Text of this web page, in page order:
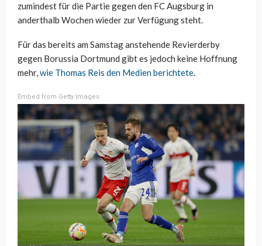
zumindest für die Partie gegen den FC Augsburg in
anderthalb Wochen wieder zur Verfügung steht.
Für das bereits am Samstag anstehende Revierderby
gegen Borussia Dortmund gibt es jedoch keine Hoffnung
mehr,wie Thomas Reis den Medien berichtete.
Embed from Getty Images